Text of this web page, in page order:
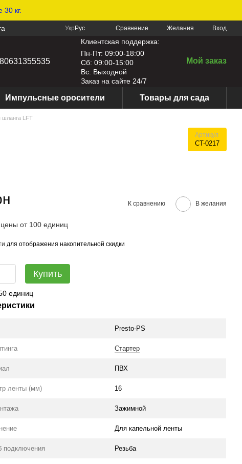
кг.
Укр Рус Сравнение Желания Вход
Клиентская поддержка:
Пн-Пт: 09:00-18:00
Сб: 09:00-15:00
Вс: Выходной
Заказ на сайте 24/7
Мой заказ
Импульсные оросители Товары для сада
шланга LFT
Артикул
CT-0217
К сравнению В желания
от 100 единиц
для отображения накопительной скидки
Купить
единиц
Presto-PS
Стартер
ПВХ
ленты (мм) 16
Зажимной
Для капельной ленты
подключения Резьба